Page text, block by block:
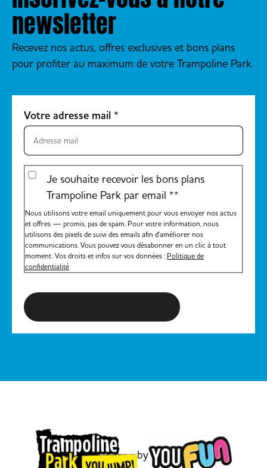
newsletter
Recevez nos actus, offres exclusives et bons plans
pour profiter au maximum de votre Trampoline Park.
Votre adresse mail *
Je souhaite recevoir les bons plans
Trampoline Park par email **
Nous utilisons votre email uniquement pour vous envoyer nos actus
et offres — promis, pas de spam. Pour votre information, nous
utilisons des pixels de suivi des emails afin d'améliorer nos
communications. Vous pouvez vous désabonner en un clic à tout
moment. Vos droits et infos sur vos données : Politique de
confidentialité
by